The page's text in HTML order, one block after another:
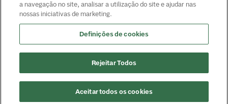
Responsável Técnico: Dra. Mariangela Lieto - CRM/SP 98118
Agendar consulta
a navegação no site, analisar a utilização do site e ajudar nas
nossas iniciativas de marketing.
Definições de cookies
Rejeitar Todos
Aceitar todos os cookies